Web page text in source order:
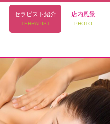
セラピスト紹介
TEHRAPIST
店内風景
PHOTO